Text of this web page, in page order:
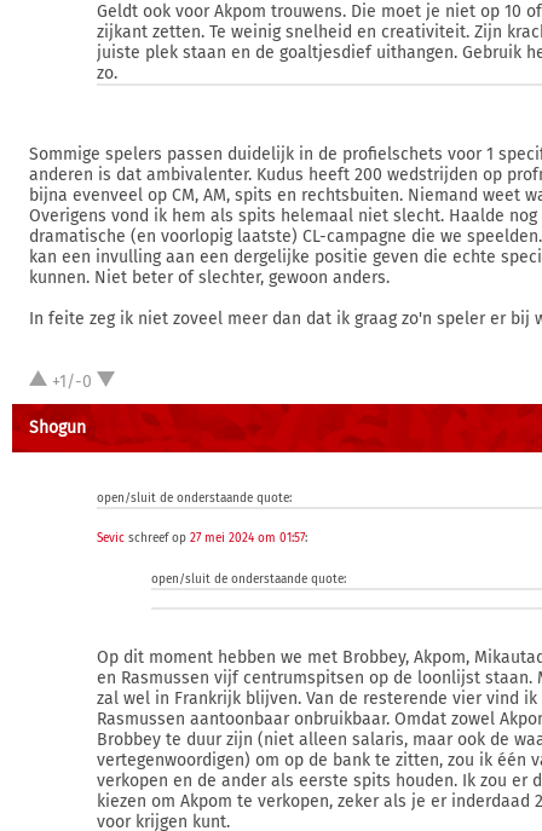
Geldt ook voor Akpom trouwens. Die moet je niet op 10
zijkant zetten. Te weinig snelheid en creativiteit. Zijn
juiste plek staan en de goaltjesdief uithangen. Gebruik
zo.
Sommige spelers passen duidelijk in de profielschets voor 1
anderen is dat ambivalenter. Kudus heeft 200 wedstrijden op
bijna evenveel op CM, AM, spits en rechtsbuiten. Niemand weet
Overigens vond ik hem als spits helemaal niet slecht. Haalde
dramatische (en voorlopig laatste) CL-campagne die we
kan een invulling aan een dergelijke positie geven die echte
kunnen. Niet beter of slechter, gewoon anders.
In feite zeg ik niet zoveel meer dan dat ik graag zo'n speler er bij
+1/-0
Shogun
open/sluit de onderstaande quote:
Sevic schreef op 27 mei 2024 om 01:57:
open/sluit de onderstaande quote:
Op dit moment hebben we met Brobbey, Akpom,
en Rasmussen vijf centrumspitsen op de loonlijst staan.
zal wel in Frankrijk blijven. Van de resterende vier vind
Rasmussen aantoonbaar onbruikbaar. Omdat zowel
Brobbey te duur zijn (niet alleen salaris, maar ook de
vertegenwoordigen) om op de bank te zitten, zou ik één
verkopen en de ander als eerste spits houden. Ik zou er
kiezen om Akpom te verkopen, zeker als je er inderdaad
voor krijgen kunt.